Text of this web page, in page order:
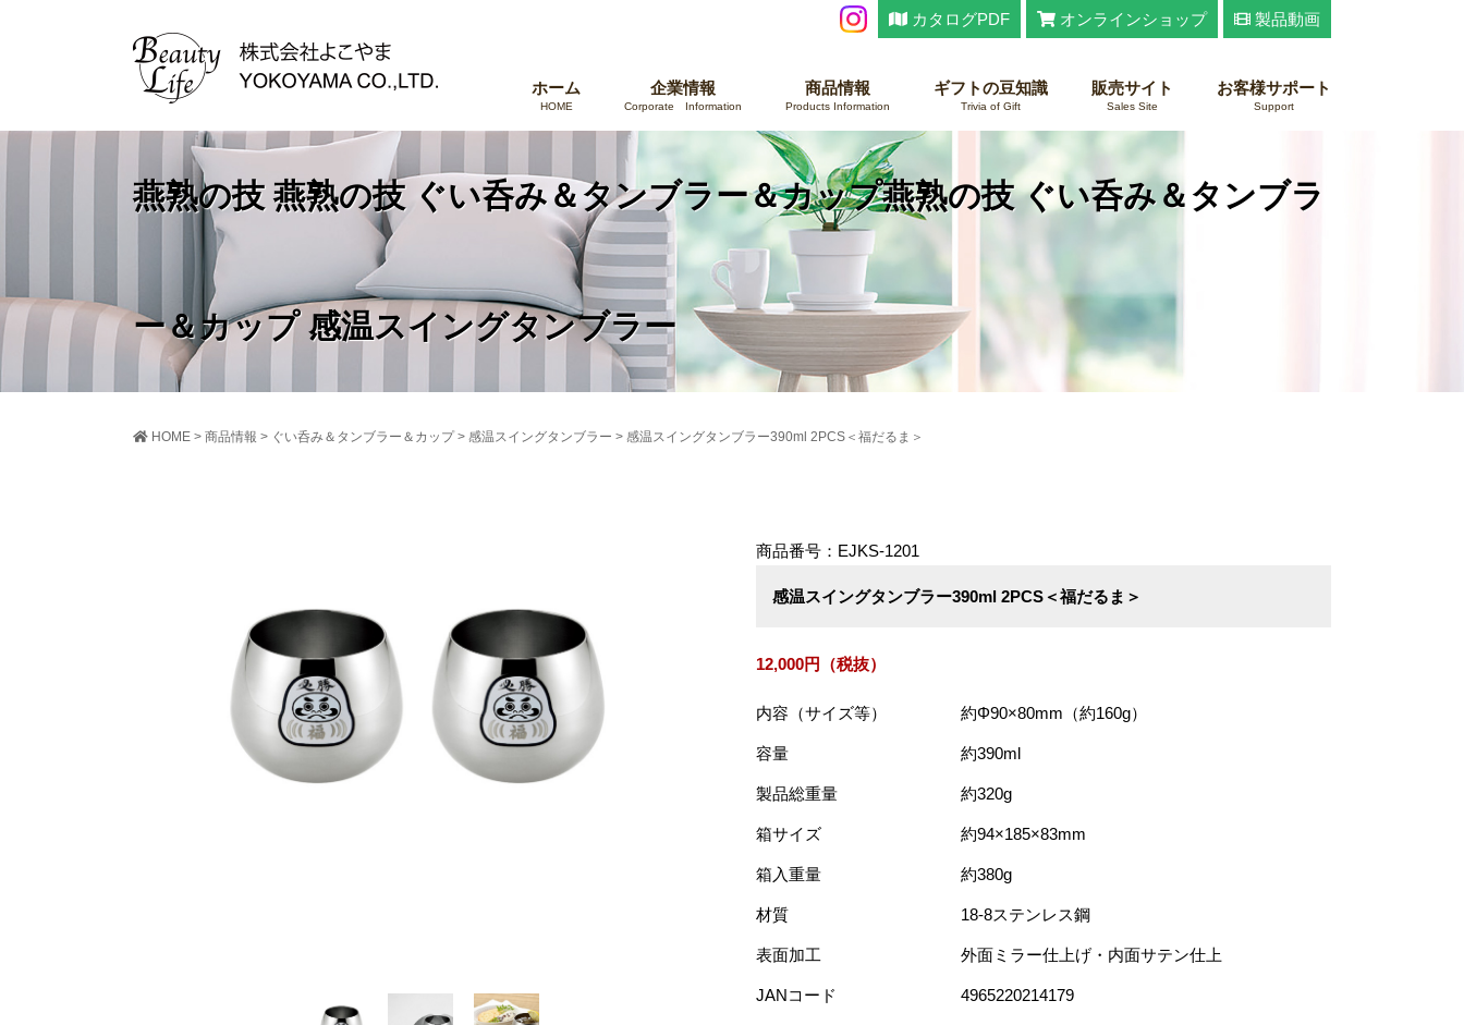
カタログPDF オンラインショップ 製品動画
ホーム
HOME
企業情報
Corporate Information
商品情報
Products Information
ギフトの豆知識
Trivia of Gift
販売サイト
Sales Site
お客様サポート
Support
燕熟の技 燕熟の技 ぐい呑み＆タンブラー＆カップ燕熟の技 ぐい呑み＆タンブラ
ー＆カップ 感温スイングタンブラー
HOME > 商品情報 > ぐい呑み＆タンブラー＆カップ> 感温スイングタンブラー > 感温スイングタンブラー390ml 2PCS＜福だるま＞
商品番号：EJKS-1201
感温スイングタンブラー390ml 2PCS＜福だるま＞
12,000円（税抜）
内容（サイズ等） 約Φ90×80mm（約160g）
容量 約390ml
製品総重量 約320g
箱サイズ 約94×185×83mm
箱入重量 約380g
材質 18-8ステンレス鋼
表面加工 外面ミラー仕上げ・内面サテン仕上
JANコード 4965220214179